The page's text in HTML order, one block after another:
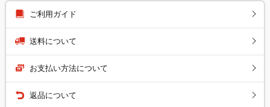
ご利用ガイド
送料について
お支払い方法について
返品について